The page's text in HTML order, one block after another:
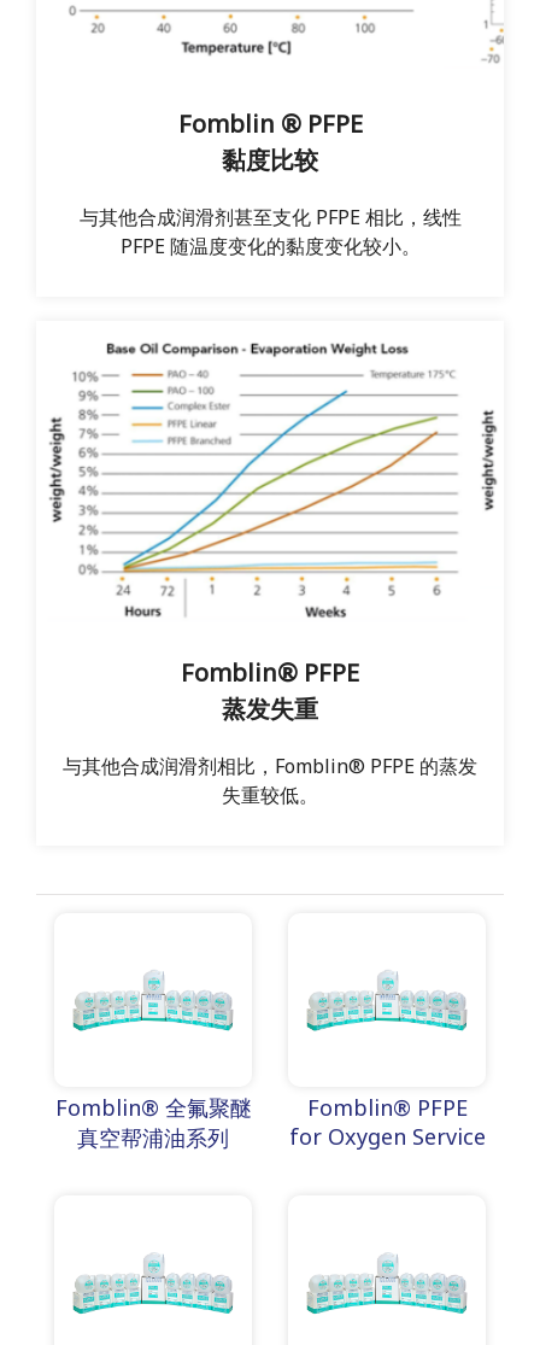
Fomblin ® PFPE
黏度比较
与其他合成润滑剂甚至支化 PFPE 相比，线性
PFPE 随温度变化的黏度变化较小。
Fomblin® PFPE
蒸发失重
与其他合成润滑剂相比，Fomblin® PFPE 的蒸发
失重较低。
Fomblin® 全氟聚醚
真空帮浦油系列
Fomblin® PFPE
for Oxygen Service